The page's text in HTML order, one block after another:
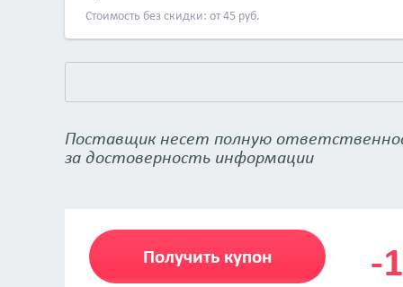
Стоимость без скидки: от 45 руб.
Поставщик несет полную
за достоверность информации
Получить купон -